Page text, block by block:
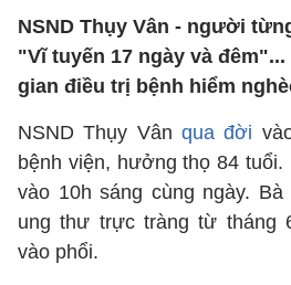
NSND Thụy Vân - người
"Vĩ tuyến 17 ngày và
gian điều trị bệnh hiểm
NSND Thụy Vân qua đời
bệnh viện, hưởng thọ 84
vào 10h sáng cùng ngày.
ung thư trực tràng từ tháng
vào phổi.